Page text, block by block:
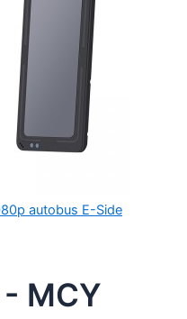
autobus E-Side
MCY